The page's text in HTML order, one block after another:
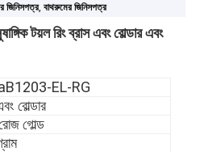
জিনিসপত্র,বাথরুমের জিনিসপত্র
টয়ল রিং ব্রাস এবং বোল্ডার এবং
EL-RG
বোল্ডার
গোল্ড